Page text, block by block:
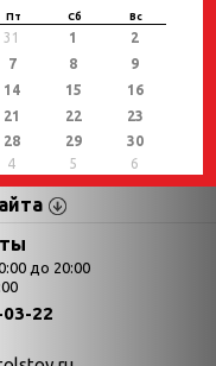
Пт Сб Вс
31 1
2
7 8
9
14 15
16
21 22
23
28 29
30
4 5 6
Категории
в истории
День в истории.
до 20:00
03-22